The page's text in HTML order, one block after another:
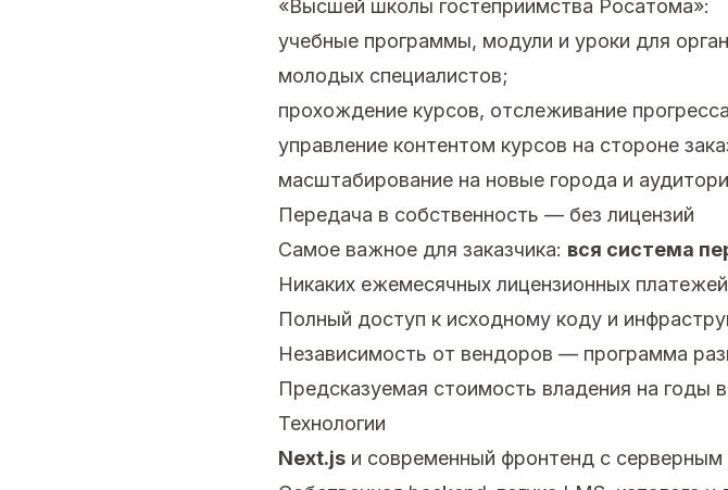
«Высшей школы гостеприимства Росатома»:
учебные программы, модули и уроки для
молодых специалистов;
прохождение курсов, отслеживание
управление контентом курсов на стороне
масштабирование на новые города и
Передача в собственность — без лицензий
Самое важное для заказчика: вся система
Никаких ежемесячных лицензионных
Полный доступ к исходному коду и
Независимость от вендоров — программа
Предсказуемая стоимость владения на годы
Технологии
Next.js и современный фронтенд с серверным